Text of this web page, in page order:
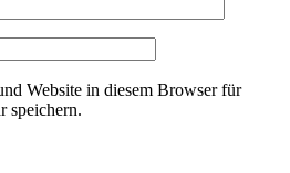
Website in diesem Browser für
speichern.